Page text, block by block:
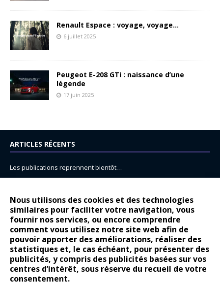
Nous utilisons des cookies et des technologies
similaires pour faciliter votre navigation, vous
fournir nos services, ou encore comprendre
comment vous utilisez notre site web afin de
pouvoir apporter des améliorations, réaliser des
statistiques et, le cas échéant, pour présenter des
publicités, y compris des publicités basées sur vos
centres d’intérêt, sous réserve du recueil de votre
consentement.
Renault Espace : voyage, voyage…
6 juillet 2025
Peugeot E-208 GTi : naissance d’une
légende
17 juin 2025
ARTICLES RÉCENTS
Les publications reprennent bientôt…
14 juillet : nouveau film de marque pour Citroën
Renault Espace : voyage, voyage…
Peugeot E-208 GTi : naissance d’une légende
COMMENTAIRES RÉCENTS
Bernard DardartdansDacia Sandero : pour les gens vrais